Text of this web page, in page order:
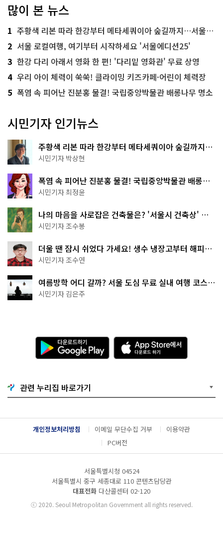
많이 본 뉴스
1 주황색 리본 따라 한강부터 메타세쿼이아 숲길까지…서울둘레길 15코스
2 서울 로컬여행, 여기부터 시작하세요 '서울에디션25'
3 한강 다리 아래서 영화 한 편! '다리밑 영화관' 무료 상영
4 우리 아이 체력이 쑥쑥! 클라이밍 키즈카페·어린이 체력장
5 폭염 속 피어난 진분홍 물결! 국립중앙박물관 배롱나무 명소
시민기자 인기뉴스
주황색 리본 따라 한강부터 메타세쿼이아 숲길까지…
서울둘레길 15코스
시민기자 박상현
폭염 속 피어난 진분홍 물결! 국립중앙박물관 배롱나
무 명소
시민기자 최정윤
나의 마음을 사로잡은 건축물은? '서울시 건축상' 수
상작 공개!
시민기자 조수봉
더울 땐 잠시 쉬었다 가세요! 생수 냉장고부터 해피소
·무더위쉼터까지
시민기자 조수연
여름방학 어디 갈까? 서울 도심 무료 실내 여행 코스
추천
시민기자 김은주
다
운
로
기
G
o
g
l
e
l
A
p
p
e
서
다
운
드
관련 누리집 바로가기
개인정보처리방침 이메일 무단수집 거부
이용약관
PC버전
서울특별시청 04524
서울특별시 중구 세종대로 110 콘텐츠담당관
대표전화 다산콜센터 02-120
ⓒ2020. Seoul Metropolitan Government all rights reserved.